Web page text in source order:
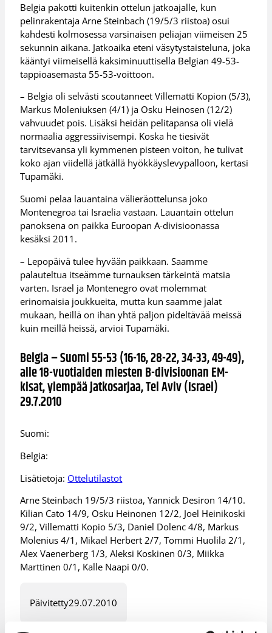
Belgia pakotti kuitenkin ottelun jatkoajalle, kun
pelinrakentaja Arne Steinbach (19/5/3 riistoa) osui
kahdesti kolmosessa varsinaisen peliajan viimeisen 25
sekunnin aikana. Jatkoaika eteni väsytystaisteluna, joka
kääntyi viimeisellä kaksiminuuttisella Belgian 49-53-
tappioasemasta 55-53-voittoon.
– Belgia oli selvästi scoutanneet Villematti Kopion (5/3),
Markus Moleniuksen (4/1) ja Osku Heinosen (12/2)
vahvuudet pois. Lisäksi heidän pelitapansa oli vielä
normaalia aggressiivisempi. Koska he tiesivät
tarvitsevansa yli kymmenen pisteen voiton, he tulivat
koko ajan viidellä jätkällä hyökkäyslevypalloon, kertasi
Tupamäki.
Suomi pelaa lauantaina välieräottelunsa joko
Montenegroa tai Israelia vastaan. Lauantain ottelun
panoksena on paikka Euroopan A-divisioonassa
kesäksi 2011.
– Lepopäivä tulee hyvään paikkaan. Saamme
palauteltua itseämme turnauksen tärkeintä matsia
varten. Israel ja Montenegro ovat molemmat
erinomaisia joukkueita, mutta kun saamme jalat
mukaan, heillä on ihan yhtä paljon pideltävää meissä
kuin meillä heissä, arvioi Tupamäki.
Belgia – Suomi 55-53 (16-16, 28-22, 34-33, 49-49),
alle 18-vuotiaiden miesten B-divisioonan EM-
kisat, ylempää jatkosarjaa, Tel Aviv (Israel)
29.7.2010
Suomi:
Belgia:
Lisätietoja: Ottelutilastot
Arne Steinbach 19/5/3 riistoa, Yannick Desiron 14/10.
Kilian Cato 14/9, Osku Heinonen 12/2, Joel Heinikoski
9/2, Villematti Kopio 5/3, Daniel Dolenc 4/8, Markus
Molenius 4/1, Mikael Herbert 2/7, Tommi Huolila 2/1,
Alex Vaenerberg 1/3, Aleksi Koskinen 0/3, Miikka
Marttinen 0/1, Kalle Naapi 0/0.
Päivitetty29.07.2010